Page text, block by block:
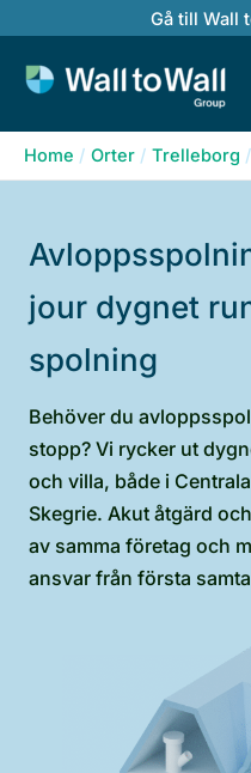
content
Gå till Wall
Home Orter Trelleborg
jour dygnet
spolning
Behöver du
stopp? Vi rycker ut
och villa, både i
Skegrie. Akut åtgärd
av samma företag och
ansvar från första